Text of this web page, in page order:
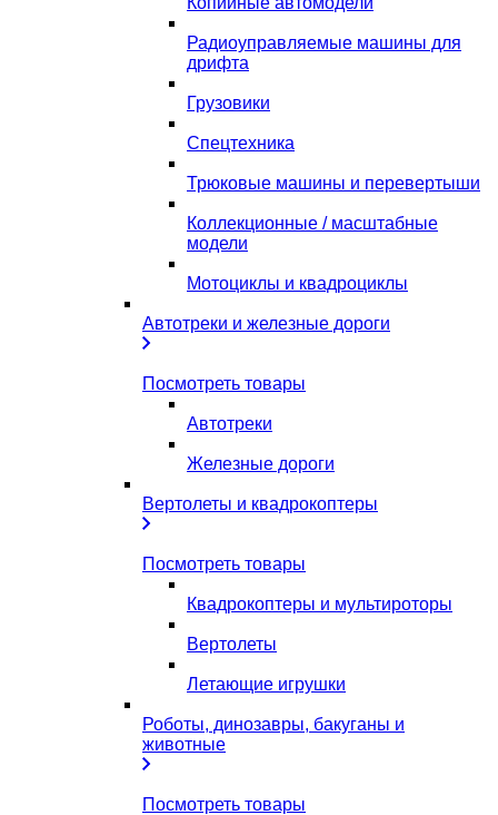
Радиоуправляемые машины для
дрифта
Грузовики
Спецтехника
Трюковые машины и перевертыши
Коллекционные / масштабные
модели
Мотоциклы и квадроциклы
Автотреки и железные дороги
Посмотреть товары
Автотреки
Железные дороги
Вертолеты и квадрокоптеры
Посмотреть товары
Квадрокоптеры и мультироторы
Вертолеты
Летающие игрушки
Роботы, динозавры, бакуганы и
животные
Посмотреть товары